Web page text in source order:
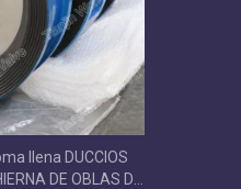
llena DUCCIOS
DE OBLAS DE